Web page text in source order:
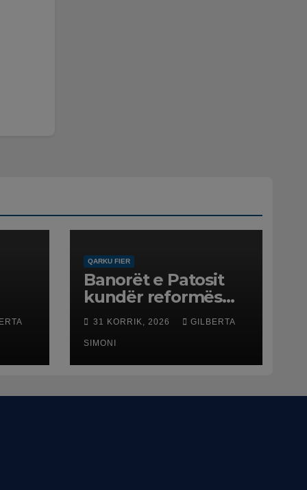
QARKU FIER
Banorët e Patosit
kundër reformës
territoriale: Të mos
humbasim
identitetin e qytetit
31 KORRIK, 2026 GILBERTA
SIMONI